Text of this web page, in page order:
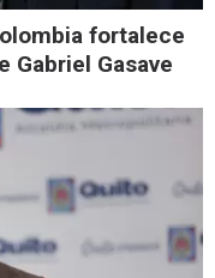
fortalece
Gabriel Gasave